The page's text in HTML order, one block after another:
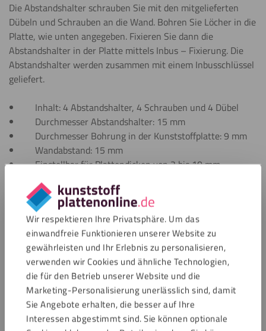
Wir respektieren Ihre Privatsphäre. Um das
einwandfreie Funktionieren unserer Website zu
gewährleisten und Ihr Erlebnis zu personalisieren,
verwenden wir Cookies und ähnliche Technologien,
die für den Betrieb unserer Website und die
Marketing-Personalisierung unerlässlich sind, damit
Sie Angebote erhalten, die besser auf Ihre
Interessen abgestimmt sind. Sie können optionale
Die Abstandshalter schrauben Sie mit den mitgelieferten
Dübeln und Schrauben an die Wand. Bohren Sie Löcher in die
Platte, wie unten angegeben. Fixieren Sie dann die
Abstandshalter in der Platte mittels Inbus – Fixierung. Die
Abstandshalter werden zusammen mit einem Inbusschlüssel
geliefert.
Inhalt: 4 Abstandshalter, 4 Schrauben und 4 Dübel
Durchmesser Abstandshalter: 15 mm
Durchmesser Bohrung in der Kunststoffplatte: 9 mm
Wandabstand: 15 mm
Einstellbar für Plattendicken von 2 bis 10 mm
Geeignet für eine Belastung von bis zu 10 kg pro
Halter, vorausgesetzt die Montage wird korrekt
ausgeführt. Ein 4er-Set kann daher maximal 40 kg Last
tragen.
Anwendungen
Abstandshalter werden verwendet, um Kunststoffplatten mit
etwas Abstand zur Wand aufzuhängen. Auf diese Weise
montieren Sie Ihre Namensschilder oder Beschilderungen auf
eine elegante Art. Sie können aber auchBuchstabenoder